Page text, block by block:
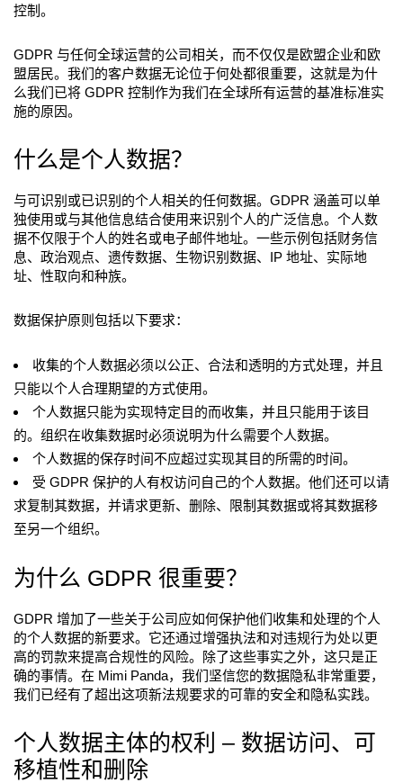
控制。
GDPR 与任何全球运营的公司相关，而不仅仅是欧盟企业和欧
盟居民。我们的客户数据无论位于何处都很重要，这就是为什
么我们已将 GDPR 控制作为我们在全球所有运营的基准标准实
施的原因。
什么是个人数据？
与可识别或已识别的个人相关的任何数据。GDPR 涵盖可以单
独使用或与其他信息结合使用来识别个人的广泛信息。个人数
据不仅限于个人的姓名或电子邮件地址。一些示例包括财务信
息、政治观点、遗传数据、生物识别数据、IP 地址、实际地
址、性取向和种族。
数据保护原则包括以下要求：
收集的个人数据必须以公正、合法和透明的方式处理，并且
只能以个人合理期望的方式使用。
个人数据只能为实现特定目的而收集，并且只能用于该目
的。组织在收集数据时必须说明为什么需要个人数据。
个人数据的保存时间不应超过实现其目的所需的时间。
受 GDPR 保护的人有权访问自己的个人数据。他们还可以请
求复制其数据，并请求更新、删除、限制其数据或将其数据移
至另一个组织。
为什么 GDPR 很重要？
GDPR 增加了一些关于公司应如何保护他们收集和处理的个人
的个人数据的新要求。它还通过增强执法和对违规行为处以更
高的罚款来提高合规性的风险。除了这些事实之外，这只是正
确的事情。在 Mimi Panda，我们坚信您的数据隐私非常重要，
我们已经有了超出这项新法规要求的可靠的安全和隐私实践。
个人数据主体的权利 – 数据访问、可
移植性和删除